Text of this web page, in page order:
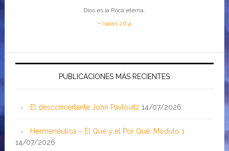
Dios es la Roca eterna.
- Isaías 26:4
PUBLICACIONES MÁS RECIENTES
El desconcertante John Pavlovitz 14/07/2026
Hermenéutica – El Qué y el Por Qué: Módulo 1
14/07/2026